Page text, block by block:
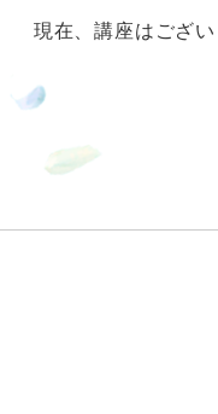
現在、講座はござ